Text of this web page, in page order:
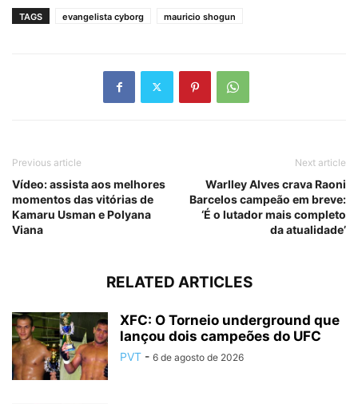
TAGS evangelista cyborg mauricio shogun
Previous article
Vídeo: assista aos melhores
momentos das vitórias de
Kamaru Usman e Polyana
Viana
Next article
Warlley Alves crava Raoni
Barcelos campeão em breve:
‘É o lutador mais completo
da atualidade’
RELATED ARTICLES
XFC: O Torneio underground que
lançou dois campeões do UFC
PVT - 6 de agosto de 2026